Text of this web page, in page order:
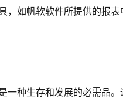
，如帆软软件所提供的报
一种生存和发展的必需品